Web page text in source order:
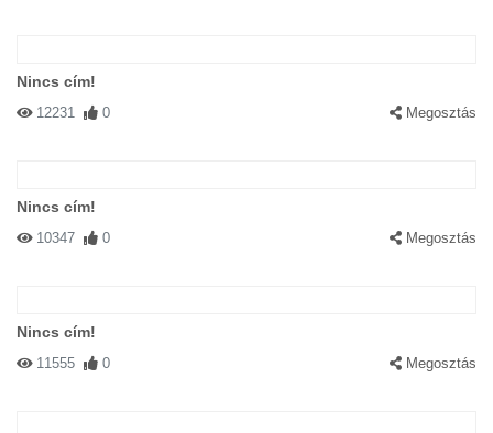
Nincs cím!
12231 0 Megosztás
Nincs cím!
10347 0 Megosztás
Nincs cím!
11555 0 Megosztás